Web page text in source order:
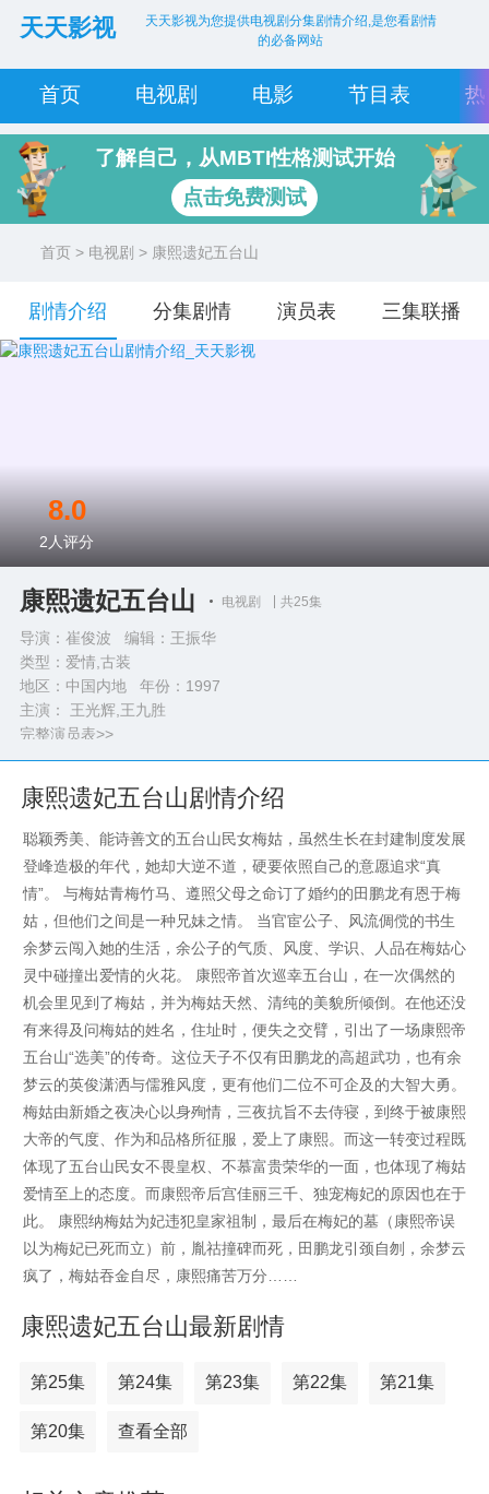
天天影视
天天影视为您提供电视剧分集剧情介绍,是您看剧情
的必备网站
首页 电视剧 电影 节目表
了解自己，从MBTI性格测试开始
点击免费测试
首页 > 电视剧 > 康熙遗妃五台山
剧情介绍 分集剧情 演员表 三集联播
康熙遗妃五台山 电视剧 共25集
导演：崔俊波 编辑：王振华
类型： 爱情,古装
地区：中国内地 年份： 1997
主演： 王光辉,王九胜
完整演员表>>
8.0
2 人评分
康熙遗妃五台山剧情介绍
聪颖秀美、能诗善文的五台山民女梅姑，虽然生长在封建制度发展
登峰造极的年代，她却大逆不道，硬要依照自己的意愿追求“真
情”。 与梅姑青梅竹马、遵照父母之命订了婚约的田鹏龙有恩于梅
姑，但他们之间是一种兄妹之情。 当官宦公子、风流倜傥的书生
余梦云闯入她的生活，余公子的气质、风度、学识、人品在梅姑心
灵中碰撞出爱情的火花。 康熙帝首次巡幸五台山，在一次偶然的
机会里见到了梅姑，并为梅姑天然、清纯的美貌所倾倒。在他还没
有来得及问梅姑的姓名，住址时，便失之交臂，引出了一场康熙帝
五台山“选美”的传奇。这位天子不仅有田鹏龙的高超武功，也有余
梦云的英俊潇洒与儒雅风度，更有他们二位不可企及的大智大勇。
梅姑由新婚之夜决心以身殉情，三夜抗旨不去侍寝，到终于被康熙
大帝的气度、作为和品格所征服，爱上了康熙。而这一转变过程既
体现了五台山民女不畏皇权、不慕富贵荣华的一面，也体现了梅姑
爱情至上的态度。而康熙帝后宫佳丽三千、独宠梅妃的原因也在于
此。 康熙纳梅姑为妃违犯皇家祖制，最后在梅妃的墓（康熙帝误
以为梅妃已死而立）前，胤祜撞碑而死，田鹏龙引颈自刎，余梦云
疯了，梅姑吞金自尽，康熙痛苦万分……
康熙遗妃五台山最新剧情
第25集 第24集 第23集 第22集 第21集
第20集 查看全部